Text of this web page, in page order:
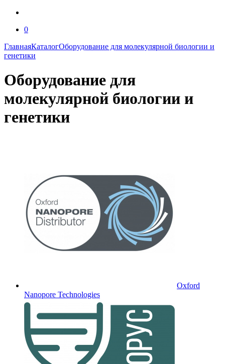
0
ГлавнаяКаталогОборудование для молекулярной биологии и
генетики
Оборудование для
молекулярной биологии и
генетики
Oxford
Nanopore Technologies